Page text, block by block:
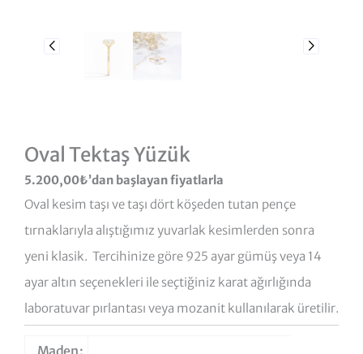
Oval Tektaş Yüzük
5.200,00₺’dan başlayan fiyatlarla
Oval kesim taşı ve taşı dört köşeden tutan pençe
tırnaklarıyla alıştığımız yuvarlak kesimlerden sonra
yeni klasik. Tercihinize göre 925 ayar gümüş veya 14
ayar altın seçenekleri ile seçtiğiniz karat ağırlığında
laboratuvar pırlantası veya mozanit kullanılarak üretilir.
Maden
Oval